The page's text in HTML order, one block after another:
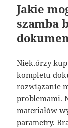
Jakie
szamba
Niektórzy
kompletu
rozwiązanie
problemami.
materiałów
parametry.